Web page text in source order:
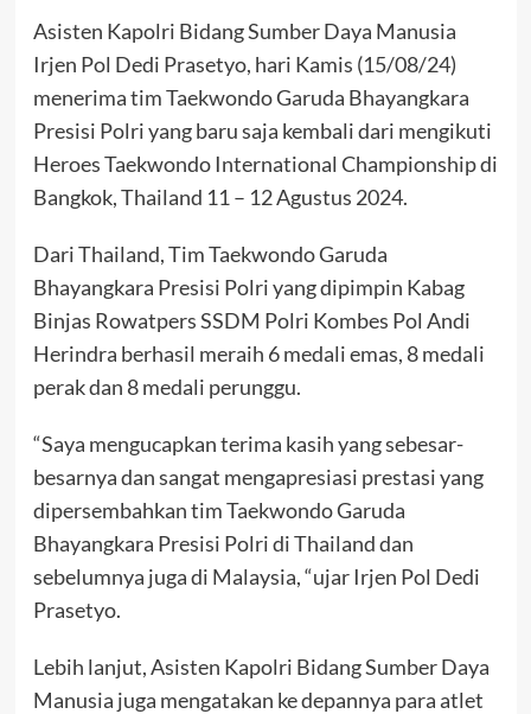
Asisten Kapolri Bidang Sumber Daya Manusia
Irjen Pol Dedi Prasetyo, hari Kamis (15/08/24)
menerima tim Taekwondo Garuda Bhayangkara
Presisi Polri yang baru saja kembali dari mengikuti
Heroes Taekwondo International Championship di
Bangkok, Thailand 11 – 12 Agustus 2024.
Dari Thailand, Tim Taekwondo Garuda
Bhayangkara Presisi Polri yang dipimpin Kabag
Binjas Rowatpers SSDM Polri Kombes Pol Andi
Herindra berhasil meraih 6 medali emas, 8 medali
perak dan 8 medali perunggu.
“Saya mengucapkan terima kasih yang sebesar-
besarnya dan sangat mengapresiasi prestasi yang
dipersembahkan tim Taekwondo Garuda
Bhayangkara Presisi Polri di Thailand dan
sebelumnya juga di Malaysia, “ujar Irjen Pol Dedi
Prasetyo.
Lebih lanjut, Asisten Kapolri Bidang Sumber Daya
Manusia juga mengatakan ke depannya para atlet